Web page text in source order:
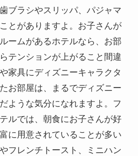
ブラシやスリッパ、パジャマ
とがありますよ。お子さんが
ームがあるホテルなら、お部
テンションが上がること間違
家具にディズニーキャラクタ
お部屋は、まるでディズニー
ような気分になれますよ。フ
ルでは、朝食にお子さんが好
に用意されていることが多い
フレンチトースト、ミニハン